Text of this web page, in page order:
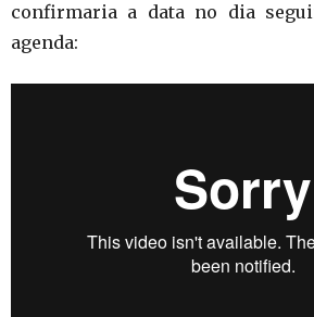
confirmaria a data no dia
agenda: